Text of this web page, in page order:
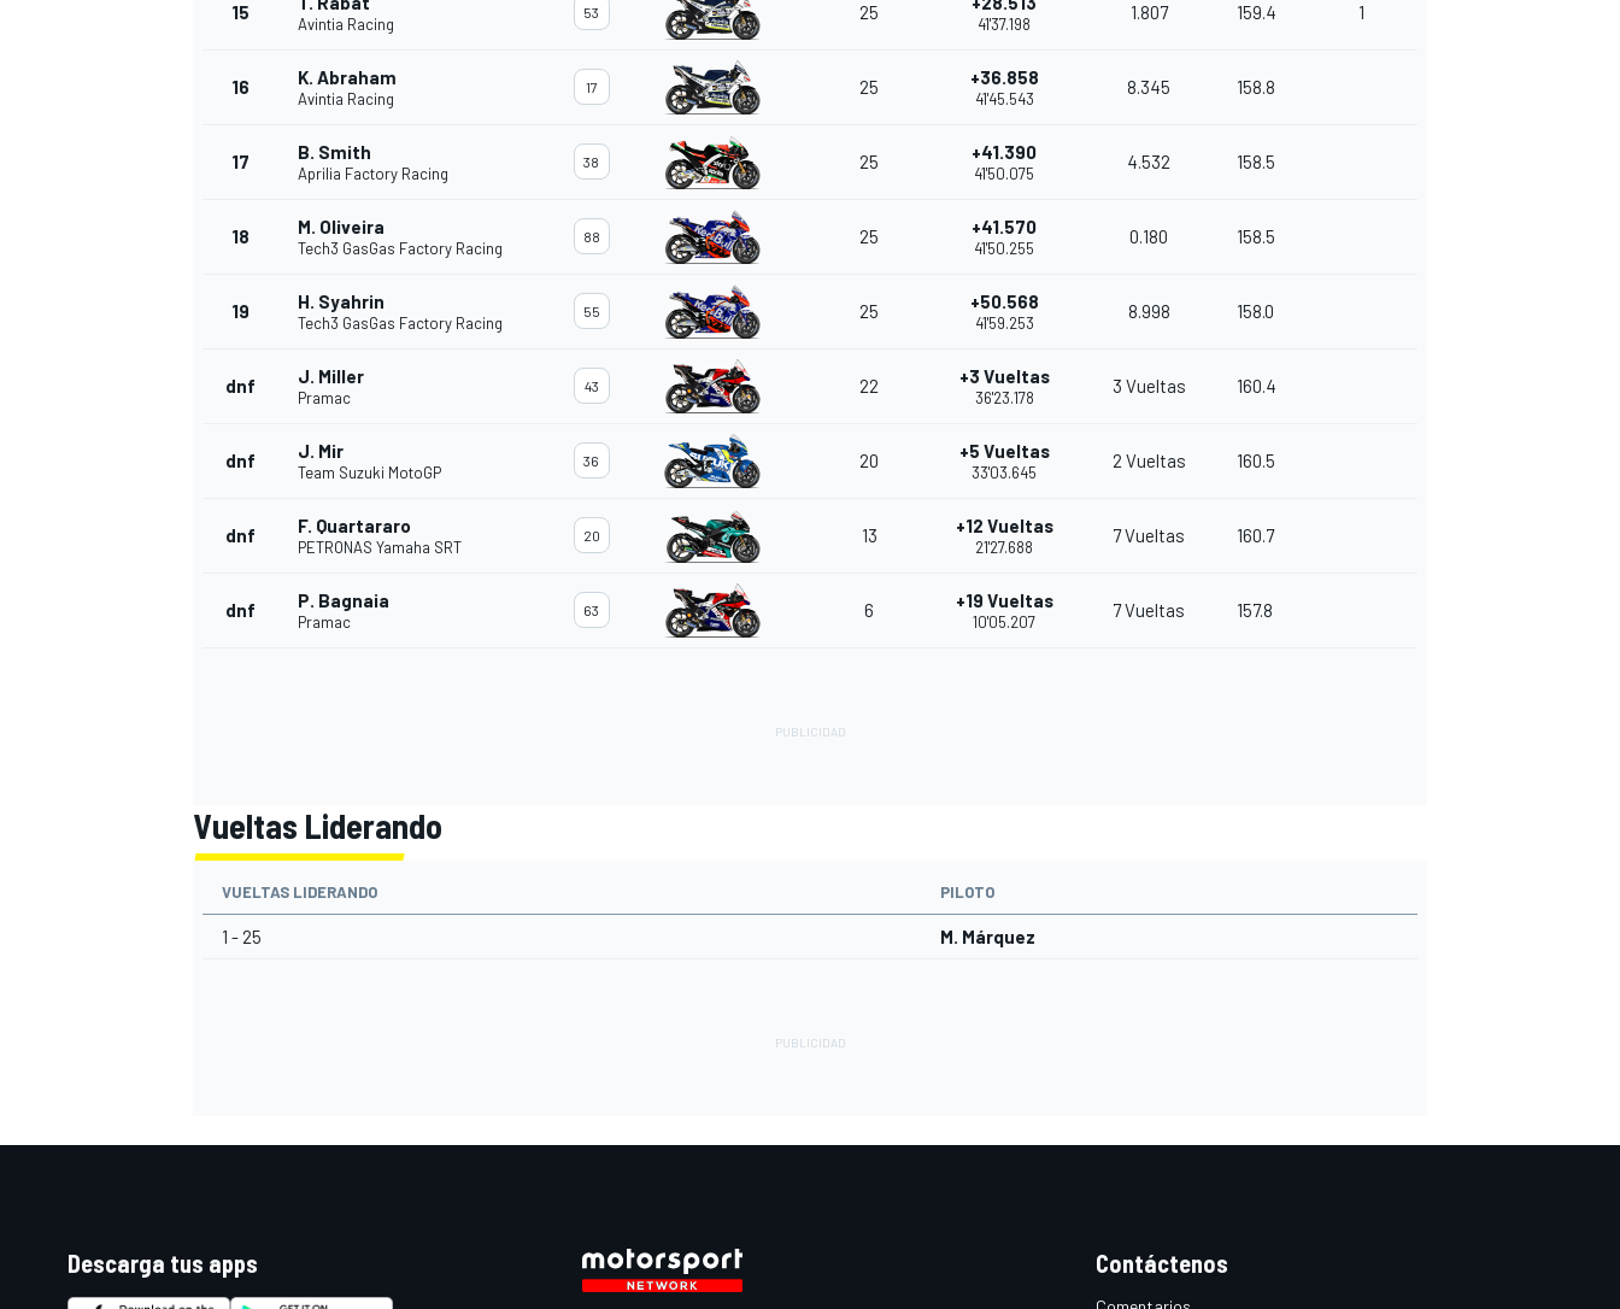
15
Avintia Racing
53 25
41'37.198
1.807 159.4 1
16 K. Abraham
Avintia Racing
17 25 +36.858
41'45.543
8.345 158.8
17 B. Smith
Aprilia Factory Racing
38 25 +41.390
41'50.075
4.532 158.5
18 M. Oliveira
Tech3 GasGas Factory Racing
88 25 +41.570
41'50.255
0.180 158.5
19 H. Syahrin
Tech3 GasGas Factory Racing
55 25 +50.568
41'59.253
8.998 158.0
dnf J. Miller
Pramac
43 22 +3 Vueltas
36'23.178
3 Vueltas 160.4
dnf J. Mir
Team Suzuki MotoGP
36 20 +5 Vueltas
33'03.645
2 Vueltas 160.5
dnf F. Quartararo
PETRONAS Yamaha SRT
20 13 +12 Vueltas
21'27.688
7 Vueltas 160.7
dnf P. Bagnaia
Pramac
63 6 +19 Vueltas
10'05.207
7 Vueltas 157.8
Vueltas Liderando
VUELTAS LIDERANDO PILOTO
1 - 25 M. Márquez
Descarga tus apps Contáctenos